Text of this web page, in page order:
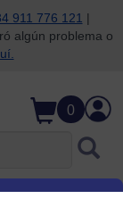
911 776 121 |
algún problema o
0